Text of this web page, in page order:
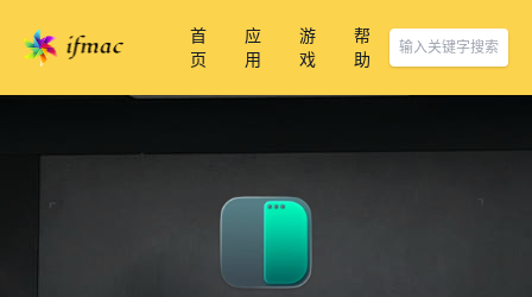
首
页
应
用
游
戏
帮
助